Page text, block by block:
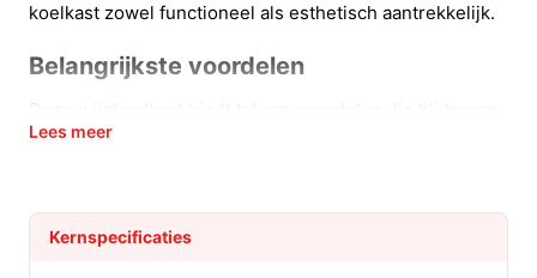
koelkast zowel functioneel als esthetisch aantrekkelijk.
Belangrijkste voordelen
aan de perfecte wijnbeleving.
wijnsoorten, zoals rode en witte wijnen, perfect
bewaren tussen de 5 en 22 °C.
Lees meer
Kernspecificaties